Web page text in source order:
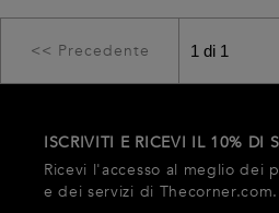
<< Precedente
ISCRIVITI E RICEVI IL 10% DI
Ricevi l'accesso al meglio dei
e dei servizi di Thecorner.com.